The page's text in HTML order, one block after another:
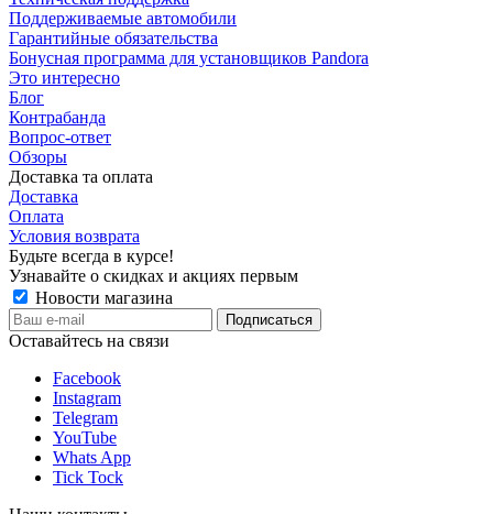
Поддерживаемые автомобили
Гарантийные обязательства
Бонусная программа для установщиков Pandora
Это интересно
Блог
Контрабанда
Вопрос-ответ
Обзоры
Доставка та оплата
Доставка
Оплата
Условия возврата
Будьте всегда в курсе!
Узнавайте о скидках и акциях первым
Новости магазина
Оставайтесь на связи
Facebook
Instagram
Telegram
YouTube
Whats App
Tick Tock